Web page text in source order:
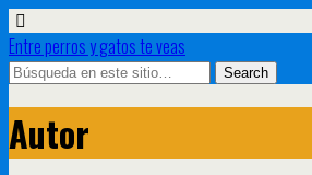
Entre perros y gatos te veas
Autor